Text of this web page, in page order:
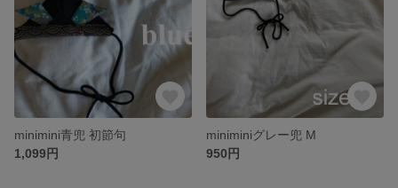
minimini青兜 初節句
1,099円
miniminiグレー兜 M
950円